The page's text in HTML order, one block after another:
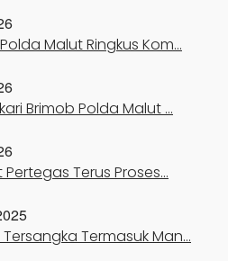
Malut Ringkus Kom…
Brimob Polda Malut …
Terus Proses…
Termasuk Man…